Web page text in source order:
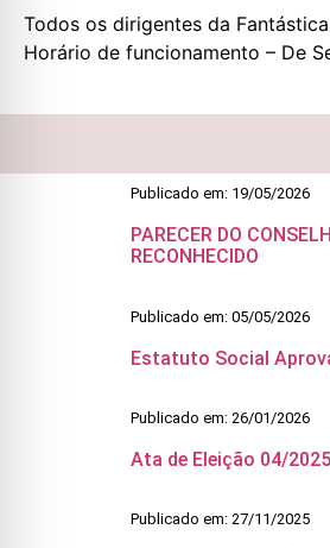
Todos os dirigentes da
Horário de funcionamento – De
Publicado em: 19/05/2026
PARECER DO
RECONHECIDO
Publicado em: 05/05/2026
Estatuto Social
Publicado em: 26/01/2026
Ata de Eleição 04/2025
Publicado em: 27/11/2025